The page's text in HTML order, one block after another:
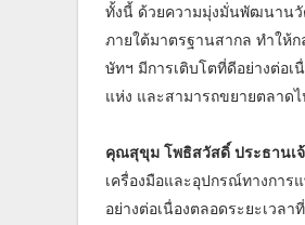
ทั้งนี้ ด้วยความมุ่งมั่นพัฒนานวั
ภายใต้มาตรฐานสากล ทำให้
ษัทฯ มีการเติบโตที่ดีอย่างต่อ
แห่ง และสามารถขยายตลาด
คุณสุขุม โพธิสวัสดิ์ ประธานเ
เครื่องมือและอุปกรณ์ทางการ
อย่างต่อเนื่องตลอดระยะเวล